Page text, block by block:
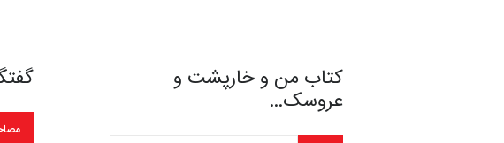
کتاب من و خارپشت و
عروسک…